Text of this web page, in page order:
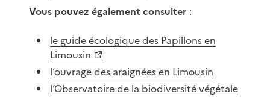
Vous pouvez également consulter :
le guide écologique des Papillons en
Limousin
l’ouvrage des araignées en Limousin
l’Observatoire de la biodiversité végétale